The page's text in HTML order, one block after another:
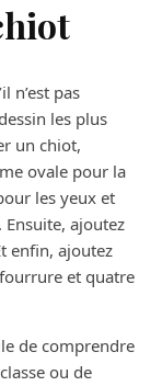
n’est pas
les plus
un chiot,
ovale pour la
les yeux et
ajoutez
enfin, ajoutez
et quatre
de comprendre
ou de